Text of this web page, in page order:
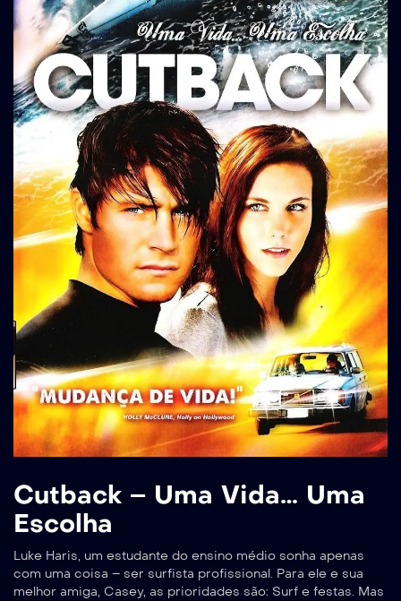
Cutback – Uma Vida… Uma
Escolha
Luke Haris, um estudante do ensino médio sonha apenas
com uma coisa – ser surfista profissional. Para ele e sua
melhor amiga, Casey, as prioridades são: Surf e festas. Mas